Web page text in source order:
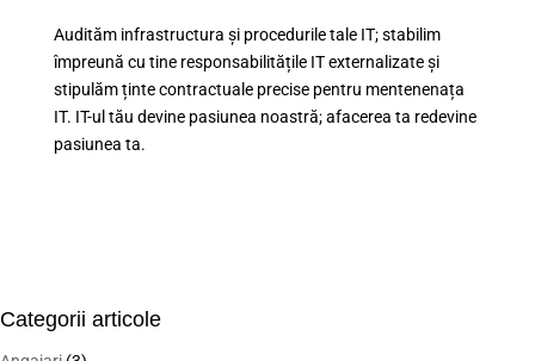
Audităm infrastructura și procedurile tale IT; stabilim
împreună cu tine responsabilitățile IT externalizate și
stipulăm ținte contractuale precise pentru mentenenața
IT. IT-ul tău devine pasiunea noastră; afacerea ta redevine
pasiunea ta.
Categorii articole